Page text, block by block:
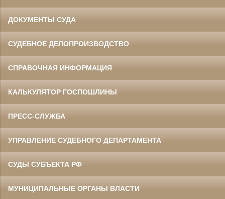
ДОКУМЕНТЫ СУДА
СУДЕБНОЕ ДЕЛОПРОИЗВОДСТВО
СПРАВОЧНАЯ ИНФОРМАЦИЯ
КАЛЬКУЛЯТОР ГОСПОШЛИНЫ
ПРЕСС-СЛУЖБА
УПРАВЛЕНИЕ СУДЕБНОГО ДЕПАРТАМЕНТА
СУДЫ СУБЪЕКТА РФ
МУНИЦИПАЛЬНЫЕ ОРГАНЫ ВЛАСТИ